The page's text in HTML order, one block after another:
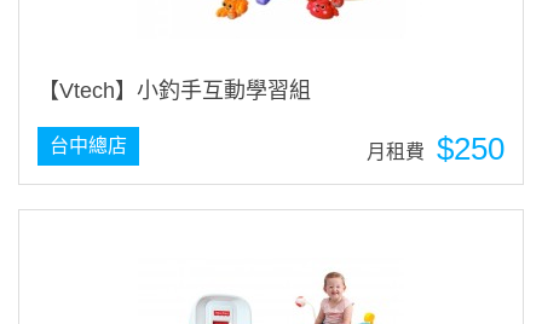
【Vtech】小釣手互動學習組
$250
月租費
台中總店